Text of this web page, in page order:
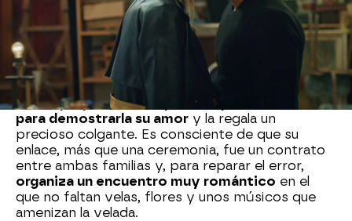
Tampoco podemos olvidarnos deZülüf y Kenan
de Jaula Dorada , que, aunque pertenecen a
mundos muy distintos y se casaron por
obligación, al final,
acaban enamorándose
perdidamente el uno del otro.
Zenan prepara una sorpresa especial a Zülüf
para demostrarla su amor y la regala un
precioso colgante. Es consciente de que su
enlace, más que una ceremonia, fue un contrato
entre ambas familias y, para reparar el error,
organiza un encuentro muy romántico en el
que no faltan velas, flores y unos músicos que
amenizan la velada.